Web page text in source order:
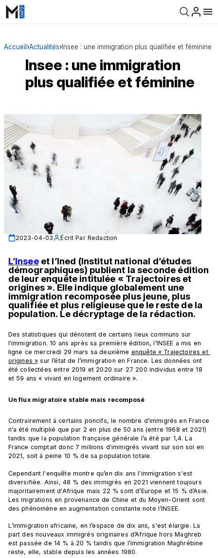
Accueil ›Actualités›Insee : une immigration plus qualifiée et féminine
Insee : une immigration
plus qualifiée et féminine
2023-04-03 Écrit Par Redaction
L’Insee et l’Ined (Institut national d’études
démographiques) publient la seconde édition
de leur enquête intitulée « Trajectoires et
origines ». Elle indique globalement une
immigration recomposée plus jeune, plus
qualifiée et plus religieuse que le reste de la
population. Le décryptage de la rédaction.
Des statistiques qui dénotent de certains lieux communs sur
l'immigration. 10 ans après sa première édition, l’INSEE a mis en
ligne ce mercredi 29 mars sa deuxième enquête « Trajectoires et
origines » sur l’état de l’immigration en France. Les données ont
été collectées entre 2019 et 2020 sur 27 200 individus entre 18
et 59 ans « vivant en logement ordinaire ».
Un flux migratoire stable mais recomposé
Contrairement à certains poncifs, le nombre d’immigrés en France
n'a été multiplié que par 2 en plus de 50 ans (entre 1968 et 2021)
tandis que la population française générale l’a été par 1,4. La
France comptait donc 7 millions d'immigrés vivant sur son sol en
2021, soit à peine 10 % de sa population totale.
Cependant l'enquête montre qu’en dix ans l'immigration s'est
diversifiée. Ainsi, 48 % des immigrés en 2021 viennent toujours
majoritairement d'Afrique mais 22 % sont d’Europe et 15 % d’Asie.
Les migrations en provenance de Chine et du Moyen-Orient sont
des phénomène en augmentation constante note l’INSEE.
L’immigration africaine, en l’espace de dix ans, s'est élargie. La
part des nouveaux immigrés originaires d’Afrique hors Maghreb
est passée de 14 % à 20 % tandis que l’immigration Maghrébine
reste, elle, stable depuis les années 1980.